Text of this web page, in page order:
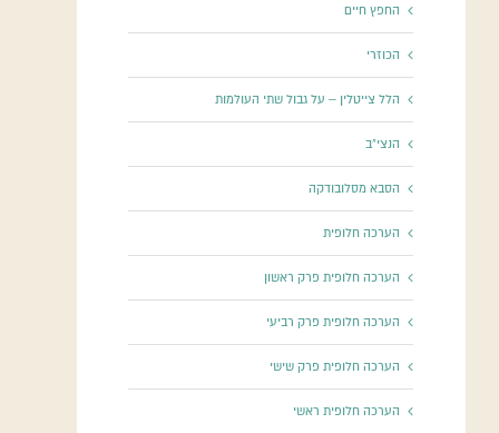
החפץ חיים
הכוזרי
הלל צייטלין – על גבול שתי העולמות
הנצי"ב
הסבא מסלובודקה
הערכה חלופית
הערכה חלופית פרק ראשון
הערכה חלופית פרק רביעי
הערכה חלופית פרק שישי
הערכה חלופית ראשי